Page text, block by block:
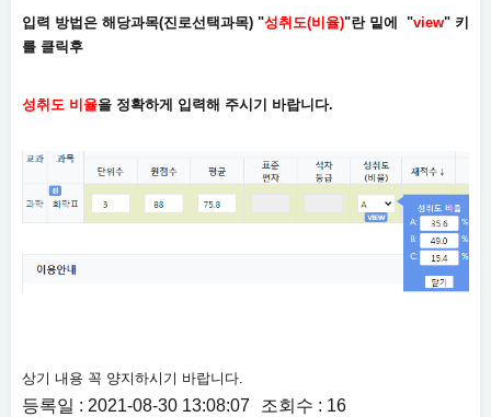
입력 방법은 해당과목(진로선택과목) "성취도(비율)"란 밑에 "view" 키
를 클릭후
성취도 비율을 정확하게 입력해 주시기 바랍니다.
상기 내용 꼭 양지하시기 바랍니다.
등록일 : 2021-08-30 13:08:07 조회수 : 16